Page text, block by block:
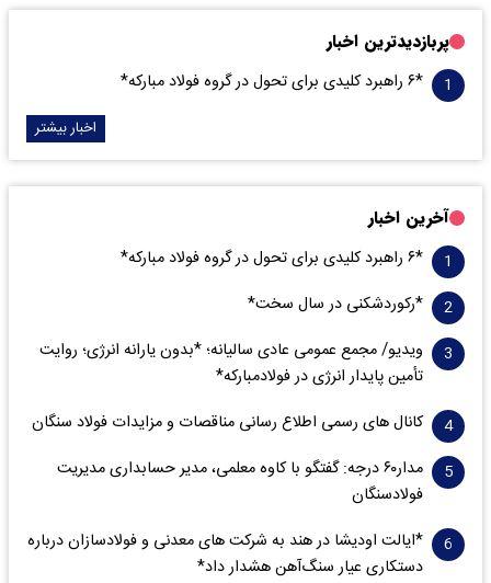
پربازدیدترین اخبار
*۶ راهبرد کلیدی برای تحول در گروه فولاد مبارکه*
اخبار بیشتر
آخرین اخبار
*۶ راهبرد کلیدی برای تحول در گروه فولاد مبارکه*
*رکوردشکنی در سال سخت*
ویدیو/ مجمع عمومی عادی سالیانه؛ *بدون یارانه انرژی؛ روایت
تأمین پایدار انرژی در فولادمبارکه*
کانال های رسمی اطلاع رسانی مناقصات و مزایدات فولاد سنگان
مدار‌۶٠ درجه: گفتگو با کاوه معلمی، مدیر حسابداری مدیریت
فولادسنگان
*ایالت اودیشا در هند به شرکت های معدنی و فولادسازان درباره
دستکاری عیار سنگ‌آهن هشدار داد*